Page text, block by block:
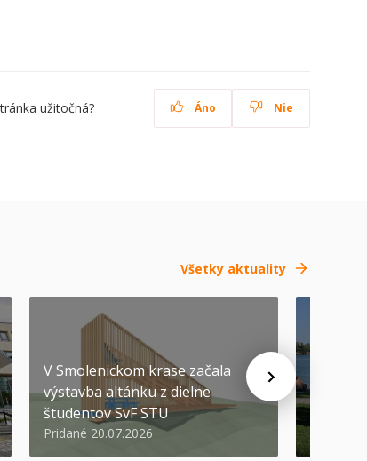
užitočná? Áno Nie
Všetky aktuality
V Smolenickom krase začala
výstavba altánku z dielne
študentov SvF STU
Pridané 20.07.2026